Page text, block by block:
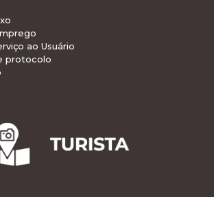
ao Usuário
protocolo